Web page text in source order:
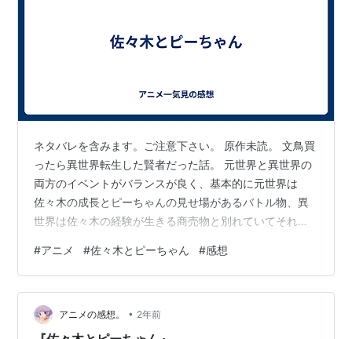
ネタバレを含みます。ご注意下さい。 原作未読。 文鳥買
ったら異世界転生した賢者だった話。 元世界と異世界の
両方のイベントがバランスが良く、基本的に元世界は
佐々木の成長とピーちゃんの見せ場があるバトル物、異
世界は佐々木の経験が生きる商売物と別れていてそれぞ
互いの信頼感やピーちゃんに対する相棒でありながらペ
ットに対する接し方をしたりするところも良かった。 ヒ
ロインはみんなカワイイけどカントクデザインだと知っ
て納得。途中から星崎さんの影が薄いのがちょっとかわ
いそうｗ。お隣さんは次への繋がりが最後に出ていたけ
#アニメ #佐々木とピーちゃん #感想
アニメの感想。 • 2年前